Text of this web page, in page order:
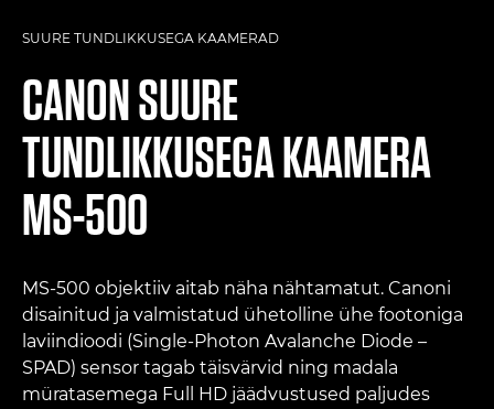
SUURE TUNDLIKKUSEGA KAAMERAD
CANONSUURE
TUNDLIKKUSEGA KAAMERA
MS-500
MS-500 objektiiv aitab näha nähtamatut. Canoni
disainitud ja valmistatud ühetolline ühe footoniga
laviindioodi (Single-Photon Avalanche Diode –
SPAD) sensor tagab täisvärvid ning madala
müratasemega Full HD jäädvustused paljudes